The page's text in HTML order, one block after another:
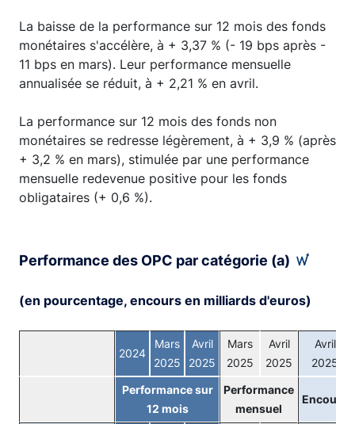
La baisse de la performance sur 12 mois des fonds
monétaires s'accélère, à + 3,37 % (- 19 bps après -
11 bps en mars). Leur performance mensuelle
annualisée se réduit, à + 2,21 % en avril.
La performance sur 12 mois des fonds non
monétaires se redresse légèrement, à + 3,9 % (après
+ 3,2 % en mars), stimulée par une performance
mensuelle redevenue positive pour les fonds
obligataires (+ 0,6 %).
Performance des OPC par catégorie (a)
(en pourcentage, encours en milliards d'euros)
2024
Mars
2025
Avril
2025
Mars
2025
Avril
2025
Avril
2025
Performance sur
12 mois
Performance
mensuel
Encours